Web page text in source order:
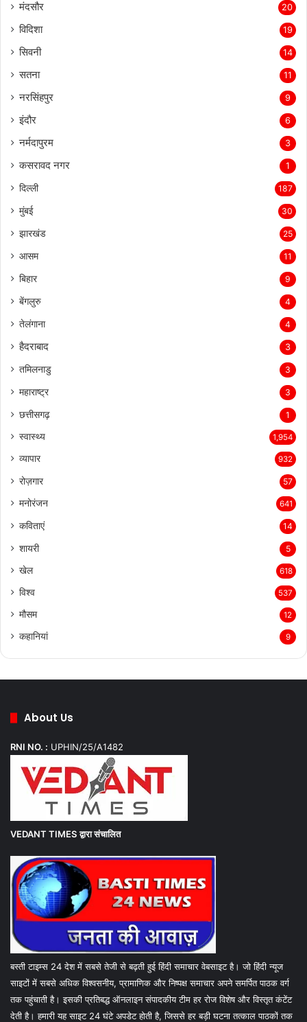
मंदसौर 20
विदिशा 19
सिवनी 14
सतना 11
नरसिंहपुर 9
इंदौर 6
नर्मदापुरम 3
कसरावद नगर 1
दिल्ली 187
मुंबई 30
झारखंड 25
आसम 11
बिहार 9
बेंगलुरु 4
तेलंगाना 4
हैदराबाद 3
तमिलनाडु 3
महाराष्ट्र 3
छत्तीसगढ़ 1
स्वास्थ्य 1,954
व्यापार 932
रोज़गार 57
मनोरंजन 641
कविताएं 14
शायरी 5
खेल 618
विश्व 537
मौसम 12
कहानियां 9
About Us
RNI NO. : UPHIN/25/A1482
VEDANT TIMES द्वारा संचालित
बस्ती टाइम्स 24 देश में सबसे तेजी से बढ़ती हुई हिंदी समाचार वेबसाइट है। जो हिंदी न्यूज
साइटों में सबसे अधिक विश्वसनीय, प्रामाणिक और निष्पक्ष समाचार अपने समर्पित पाठक वर्ग
तक पहुंचाती है। इसकी प्रतिबद्ध ऑनलाइन संपादकीय टीम हर रोज विशेष और विस्तृत कंटेंट
देती है। हमारी यह साइट 24 घंटे अपडेट होती है, जिससे हर बड़ी घटना तत्काल पाठकों तक